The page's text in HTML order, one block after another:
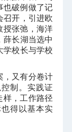
也破例做了记
召开，引进欧
授张弛，海洋
薛长湖当选中
学校长与学校
，又有分卷计
制。实践证
样，工作路径
得以基本实